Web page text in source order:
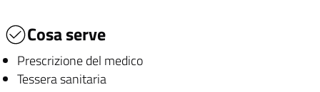
Cosa serve
Prescrizione del medico
Tessera sanitaria